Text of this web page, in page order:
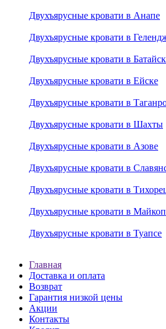
Двухъярусные кровати в Анапе
Двухъярусные кровати в
Двухъярусные кровати в
Двухъярусные кровати в Ейске
Двухъярусные кровати в
Двухъярусные кровати в Шахты
Двухъярусные кровати в Азове
Двухъярусные кровати в
Двухъярусные кровати в
Двухъярусные кровати в
Двухъярусные кровати в Туапсе
Главная
Доставка и оплата
Возврат
Гарантия низкой цены
Акции
Контакты